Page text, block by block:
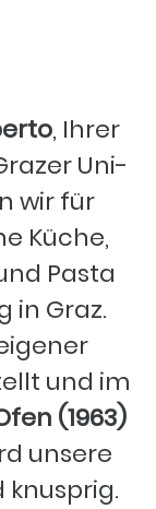
, Ihrer
Uni-
wir für
Küche,
Pasta
in Graz.
und im
(1963)
unsere
knusprig.